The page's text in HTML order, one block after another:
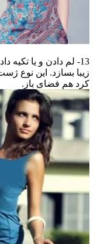
13- لم دادن و یا
زیبا بسازد. این نوع
کرد هم فضای باز.